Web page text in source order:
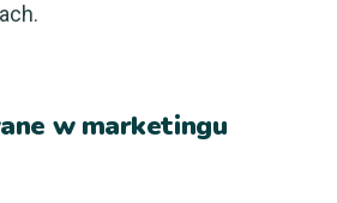
w marketingu